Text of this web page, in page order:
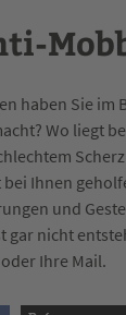
haben Sie im
Wo liegt
bei Ihnen
und
gar nicht
Ihre Mail.